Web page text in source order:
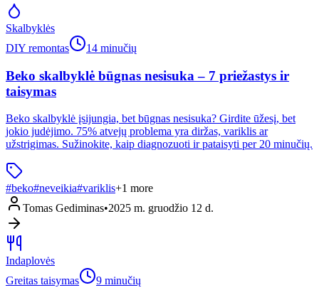
Skalbyklės
DIY remontas
14 minučių
Beko skalbyklė būgnas nesisuka – 7 priežastys ir
taisymas
Beko skalbyklė įsijungia, bet būgnas nesisuka? Girdite ūžesį, bet
jokio judėjimo. 75% atvejų problema yra diržas, variklis ar
užstrigimas. Sužinokite, kaip diagnozuoti ir pataisyti per 20 minučių.
#beko#neveikia#variklis+1 more
Tomas Gediminas•2025 m. gruodžio 12 d.
Indaplovės
Greitas taisymas
9 minučių